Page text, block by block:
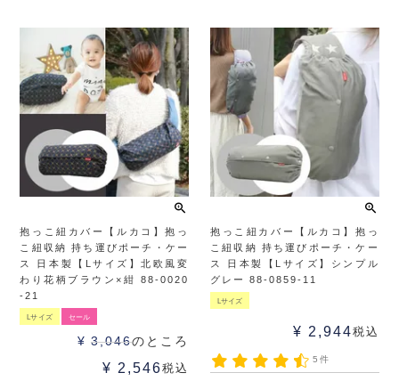
抱っこ紐カバー【ルカコ】抱っ
こ紐収納 持ち運びポーチ・ケー
ス 日本製【Lサイズ】北欧風変
わり花柄ブラウン×紺 88-0020
-21
Lサイズ セール
¥ 3,046のところ
¥ 2,546税込
抱っこ紐カバー【ルカコ】抱っ
こ紐収納 持ち運びポーチ・ケー
ス 日本製【Lサイズ】シンプル
グレー 88-0859-11
Lサイズ
¥ 2,944税込
5件